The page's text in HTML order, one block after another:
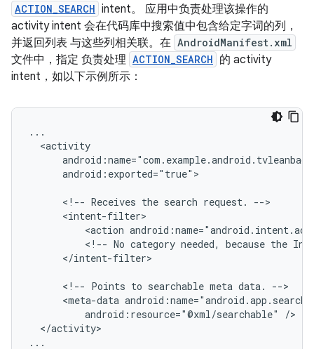
ACTION_SEARCH intent。 应用中负责处理该操作的
activity intent 会在代码库中搜索值中包含给定字词的列，
并返回列表 与这些列相关联。在 AndroidManifest.xml
文件中，指定 负责处理 ACTION_SEARCH 的 activity
intent，如以下示例所示：
android:exported="true">
<!-- Receives the search request.
<action
<!-- No category needed, because the
</intent-filter>
<!-- Points to searchable meta data.
<meta-data
android:resource="@xml/searchable"
</activity>